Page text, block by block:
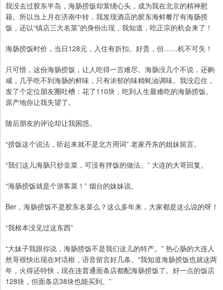
我没去过胶东半岛，海肠捞饭却萦绕心头，成为我在北京的精神慰
藉。所以当上月在济南中转，我发现酒店的胶东海鲜餐厅有海肠捞
饭，还以“镇店三大名菜”的身份出现，我知道，吃正宗的机会来了！
海肠捞饭时价，当日128元，入住有折扣。好贵，但……机不可失！
只可惜，这份海肠捞饭，让人吃得一言难尽。海肠没几个不说，还齁
咸，几乎吃不到海肠的鲜味，只有浓郁的味精蚝油调味。我没忍住，
发了个定位朋友圈吐槽：花了110块，吃到人生最难吃的海肠捞饭。
原产地你让我失望了。
随后朋友的评论却让我困惑。
“捞饭这个说法，听起来就不是北方用词” 老家丹东的姐妹留言。
“我们这儿海肠只炒韭菜，可没有拌饭的做法。” 大连的大哥回复。
“海肠捞饭就是个游客菜！” 烟台的妹妹说。
Ber，海肠捞饭不是胶东名菜么？这么多年来，大家都是这么说的呀！
“我根本没见过这东西”
“大妹子我跟你说，海肠捞饭不是我们这儿的特产。” 热心肠的大连人
然哥很快出现在对话框，语音留言好几条。“我知道海肠捞饭也就这两
年，火得还特快，现在连普通面条店都配海肠捞饭了。好一点的饭店
128块，但面条店38块也能买到。”